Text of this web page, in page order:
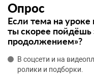
Опрос
Если тема на уроке
ты скорее пойдёшь
продолжением»?
В соцсети и на
ролики и подборки.